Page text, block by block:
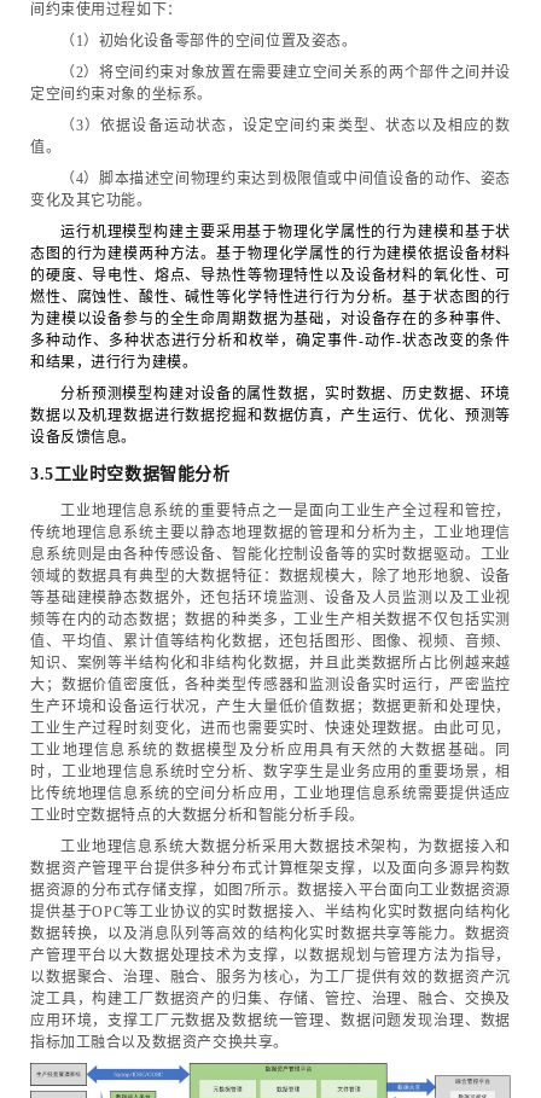
间约束使用过程如下：
（1）初始化设备零部件的空间位置及姿态。
（2）将空间约束对象放置在需要建立空间关系的两个部件之间并设
定空间约束对象的坐标系。
（3）依据设备运动状态，设定空间约束类型、状态以及相应的数
值。
（4）脚本描述空间物理约束达到极限值或中间值设备的动作、姿态
变化及其它功能。
运行机理模型构建主要采用基于物理化学属性的行为建模和基于状
态图的行为建模两种方法。基于物理化学属性的行为建模依据设备材料
的硬度、导电性、熔点、导热性等物理特性以及设备材料的氧化性、可
燃性、腐蚀性、酸性、碱性等化学特性进行行为分析。基于状态图的行
为建模以设备参与的全生命周期数据为基础，对设备存在的多种事件、
多种动作、多种状态进行分析和枚举，确定事件-动作-状态改变的条件
和结果，进行行为建模。
分析预测模型构建对设备的属性数据，实时数据、历史数据、环境
数据以及机理数据进行数据挖掘和数据仿真，产生运行、优化、预测等
设备反馈信息。
3.5工业时空数据智能分析
工业地理信息系统的重要特点之一是面向工业生产全过程和管控，
传统地理信息系统主要以静态地理数据的管理和分析为主，工业地理信
息系统则是由各种传感设备、智能化控制设备等的实时数据驱动。工业
领域的数据具有典型的大数据特征：数据规模大，除了地形地貌、设备
等基础建模静态数据外，还包括环境监测、设备及人员监测以及工业视
频等在内的动态数据；数据的种类多，工业生产相关数据不仅包括实测
值、平均值、累计值等结构化数据，还包括图形、图像、视频、音频、
知识、案例等半结构化和非结构化数据，并且此类数据所占比例越来越
大；数据价值密度低，各种类型传感器和监测设备实时运行，严密监控
生产环境和设备运行状况，产生大量低价值数据；数据更新和处理快，
工业生产过程时刻变化，进而也需要实时、快速处理数据。由此可见，
工业地理信息系统的数据模型及分析应用具有天然的大数据基础。同
时，工业地理信息系统时空分析、数字孪生是业务应用的重要场景，相
比传统地理信息系统的空间分析应用，工业地理信息系统需要提供适应
工业时空数据特点的大数据分析和智能分析手段。
工业地理信息系统大数据分析采用大数据技术架构，为数据接入和
数据资产管理平台提供多种分布式计算框架支撑，以及面向多源异构数
据资源的分布式存储支撑，如图7所示。数据接入平台面向工业数据资源
提供基于OPC等工业协议的实时数据接入、半结构化实时数据向结构化
数据转换，以及消息队列等高效的结构化实时数据共享等能力。数据资
产管理平台以大数据处理技术为支撑，以数据规划与管理方法为指导，
以数据聚合、治理、融合、服务为核心，为工厂提供有效的数据资产沉
淀工具，构建工厂数据资产的归集、存储、管控、治理、融合、交换及
应用环境，支撑工厂元数据及数据统一管理、数据问题发现治理、数据
指标加工融合以及数据资产交换共享。